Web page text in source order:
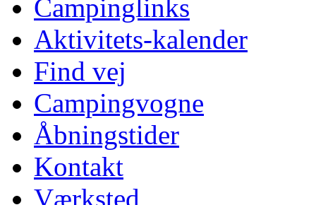
Campinglinks
Aktivitets-kalender
Find vej
Campingvogne
Åbningstider
Kontakt
Værksted